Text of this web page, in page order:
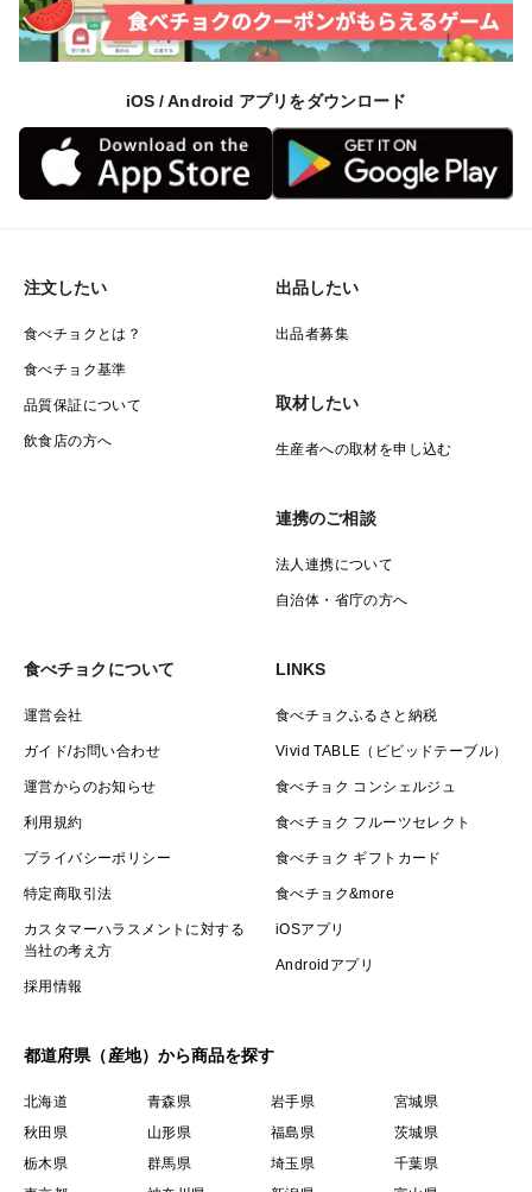
iOS / Android アプリをダウンロード
注文したい
食べチョクとは？
食べチョク基準
品質保証について
飲食店の方へ
出品したい
出品者募集
取材したい
生産者への取材を申し込む
連携のご相談
法人連携について
自治体・省庁の方へ
食べチョクについて
運営会社
ガイド/お問い合わせ
運営からのお知らせ
利用規約
プライバシーポリシー
特定商取引法
カスタマーハラスメントに対する
当社の考え方
採用情報
LINKS
食べチョクふるさと納税
Vivid TABLE（ビビッドテーブル）
食べチョク コンシェルジュ
食べチョク フルーツセレクト
食べチョク ギフトカード
食べチョク&more
iOSアプリ
Androidアプリ
都道府県（産地）から商品を探す
北海道 青森県 岩手県
宮城県
秋田県
山形県 福島県
茨城県
栃木県
群馬県 埼玉県
千葉県